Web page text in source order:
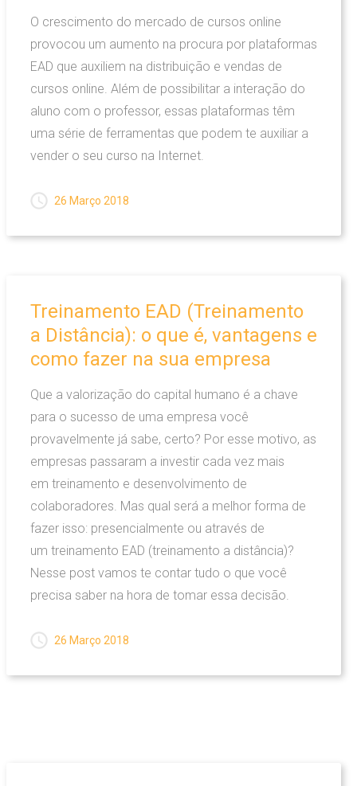
O crescimento do mercado de cursos online
provocou um aumento na procura por plataformas
EAD que auxiliem na distribuição e vendas de
cursos online. Além de possibilitar a interação do
aluno com o professor, essas plataformas têm
uma série de ferramentas que podem te auxiliar a
vender o seu curso na Internet.
26 Março 2018
Treinamento EAD (Treinamento
a Distância): o que é, vantagens e
como fazer na sua empresa
Que a valorização do capital humano é a chave
para o sucesso de uma empresa você
provavelmente já sabe, certo? Por esse motivo, as
empresas passaram a investir cada vez mais
em treinamento e desenvolvimento de
colaboradores. Mas qual será a melhor forma de
fazer isso: presencialmente ou através de
um treinamento EAD (treinamento a distância)?
Nesse post vamos te contar tudo o que você
precisa saber na hora de tomar essa decisão.
26 Março 2018